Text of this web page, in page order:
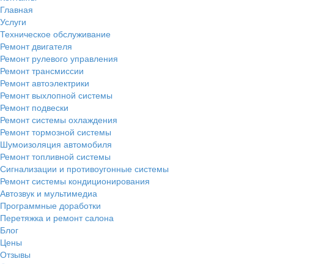
Главная
Услуги
Техническое обслуживание
Ремонт двигателя
Ремонт рулевого управления
Ремонт трансмиссии
Ремонт автоэлектрики
Ремонт выхлопной системы
Ремонт подвески
Ремонт системы охлаждения
Ремонт тормозной системы
Шумоизоляция автомобиля
Ремонт топливной системы
Сигнализации и противоугонные системы
Ремонт системы кондиционирования
Автозвук и мультимедиа
Программные доработки
Перетяжка и ремонт салона
Блог
Цены
Отзывы